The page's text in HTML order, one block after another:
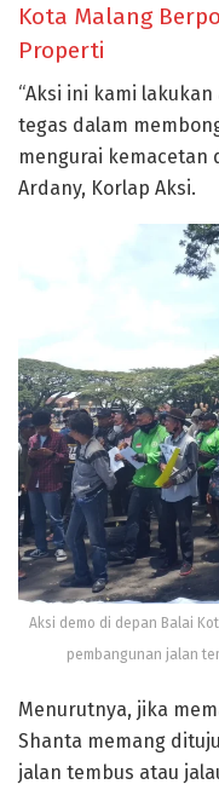
Kota Malang
Properti
“Aksi ini kami
tegas dalam
mengurai kemacetan
Ardany, Korlap Aksi.
Aksi demo di depan Balai
pembangunan jalan
Menurutnya, jika
Shanta memang
jalan tembus atau